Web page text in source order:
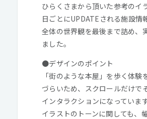
ひらくさまから頂いた参考のイ
日ごとにUPDATEされる施設情
全体の世界観を最後まで詰め、
ました。
●デザインのポイント
「街のような本屋」を歩く体
づらいため、スクロールだけで
インタラクションになっています
イラストのトーンに関しても、